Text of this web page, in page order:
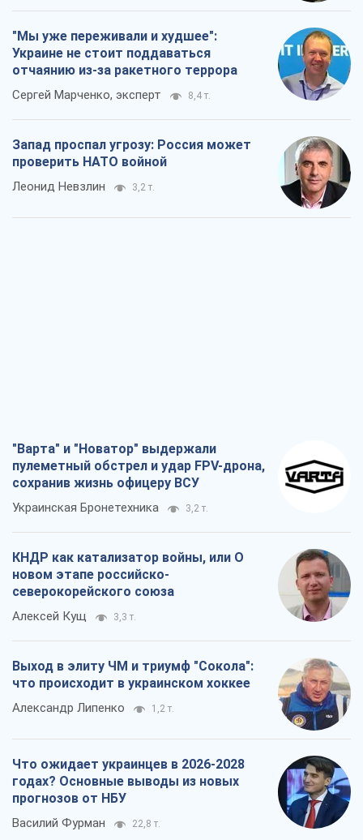
"Мы уже переживали и худшее":
Украине не стоит поддаваться
отчаянию из-за ракетного террора
Сергей Марченко, эксперт 8,4 т.
Запад проспал угрозу: Россия может
проверить НАТО войной
Леонид Невзлин 3,2 т.
"Варта" и "Новатор" выдержали
пулеметный обстрел и удар FPV-дрона,
сохранив жизнь офицеру ВСУ
Украинская Бронетехника 3,2 т.
КНДР как катализатор войны, или О
новом этапе российско-
северокорейского союза
Алексей Кущ 3,3 т.
Выход в элиту ЧМ и триумф "Сокола":
что происходит в украинском хоккее
Александр Липенко 1,2 т.
Что ожидает украинцев в 2026-2028
годах? Основные выводы из новых
прогнозов от НБУ
Василий Фурман 22,8 т.